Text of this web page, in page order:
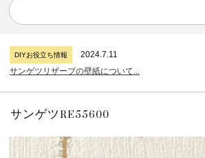
糊付け壁紙のポイントについて...
DIYお役立ち情報
2025.12.22
DIYお役立ち情報
2024.7.11
サンゲツリザーブの壁紙について...
DIYお役立ち情報
2025.12.22
DIYで猫ちゃんドアを付けよう。...
DIYお役立ち情報
2024.7.11
サンゲツRE55600